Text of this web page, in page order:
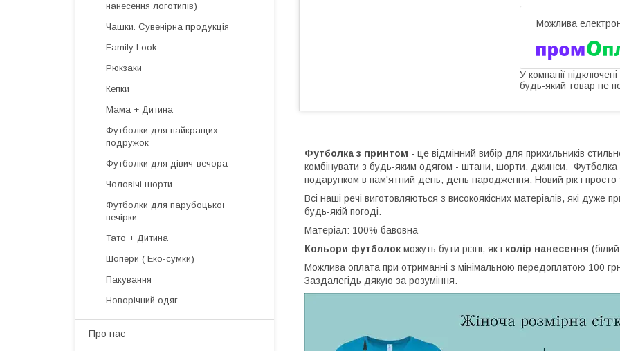
У компанії
будь-який товар не
Футболка з принтом - це відмінний вибір для прихильників
комбінувати з будь-яким одягом - штани, шорти, джинси. Футболка
подарунком в пам'ятний день, день народження, Новий рік і просто
Всі наші речі виготовляються з високоякісних матеріалів, які дуже
будь-якій погоді.
Матеріал: 100% бавовна
Кольори футболок можуть бути різні, як і колір нанесення
Можлива оплата при отриманні з мінімальною передоплатою 100
Заздалегідь дякую за розуміння.
нанесення логотипів)
Чашки. Сувенірна продукція
Family Look
Рюкзаки
Кепки
Мама + Дитина
Футболки для найкращих
подружок
Футболки для дівич-вечора
Чоловічі шорти
Футболки для парубоцької
вечірки
Тато + Дитина
Шопери ( Еко-сумки)
Пакування
Новорічний одяг
Про нас